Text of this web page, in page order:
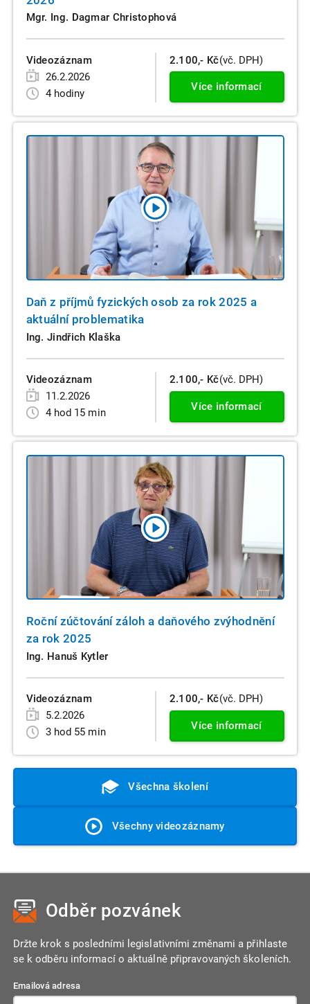
Mgr. Ing. Dagmar Christophová
Videozáznam
26.2.2026
4 hodiny
2.100,- Kč(vč. DPH)
Více informací
Daň z příjmů fyzických osob za rok 2025 a
aktuální problematika
Ing. Jindřich Klaška
Videozáznam
11.2.2026
4 hod 15 min
2.100,- Kč(vč. DPH)
Více informací
Roční zúčtování záloh a daňového zvýhodnění
za rok 2025
Ing. Hanuš Kytler
Videozáznam
5.2.2026
3 hod 55 min
2.100,- Kč(vč. DPH)
Více informací
Všechna školení
Všechny videozáznamy
Odběr pozvánek
Držte krok s posledními legislativními změnami a přihlaste
se k odběru informací o aktuálně připravovaných školeních.
Emailová adresa